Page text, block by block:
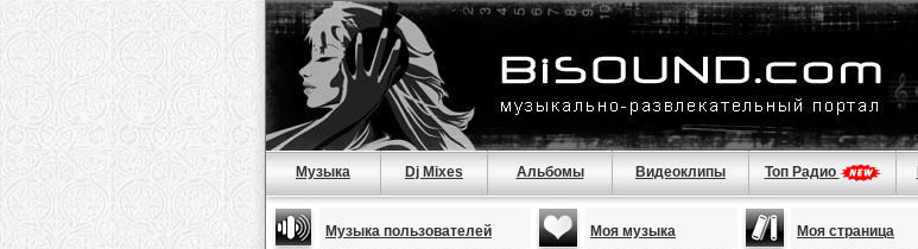
Музыка Dj Mixes Альбомы Видеоклипы Топ Радио
Музыка пользователей Моя музыка Моя страница